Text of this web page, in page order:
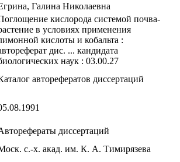
Галина Николаевна
кислорода системой почва-
в условиях применения
кислоты и кобальта :
дис. ... кандидата
наук : 03.00.27
авторефератов диссертаций
диссертаций
с.-х. акад. им. К. А. Тимирязева